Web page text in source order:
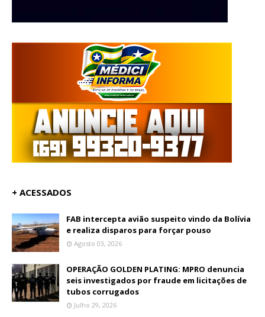
+ ACESSADOS
FAB intercepta avião suspeito vindo da Bolívia
e realiza disparos para forçar pouso
Agosto 03, 2026
OPERAÇÃO GOLDEN PLATING: MPRO denuncia
seis investigados por fraude em licitações de
tubos corrugados
Julho 29, 2026